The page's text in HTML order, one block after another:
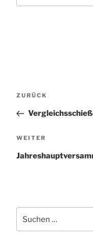
Vorheriger
ZURÜCK
Nächster
WEITER
nach: